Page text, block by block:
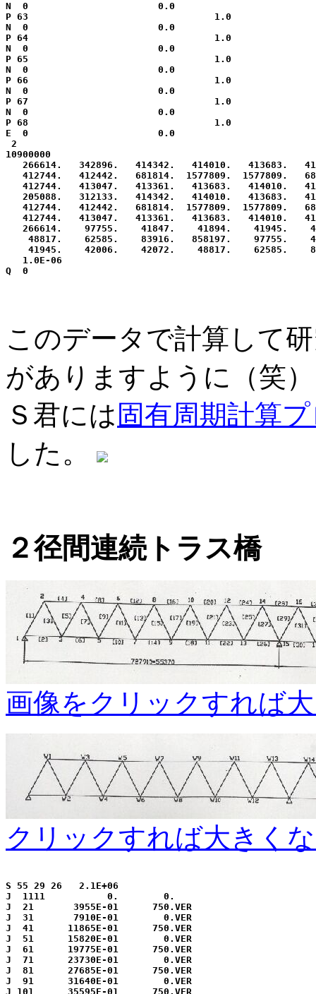
このデータで計算して
がありますように（笑）
Ｓ君には 固有周期計算
した。
２径間連続トラス橋
画像をクリックすれば
クリックすれば大きく
S 55 29 26   2.1E+06
J  1111           0.        0.
J  21       3955E-01      750.VER
J  31       7910E-01        0.VER
J  41      11865E-01      750.VER
J  51      15820E-01        0.VER
J  61      19775E-01      750.VER
J  71      23730E-01        0.VER
J  81      27685E-01      750.VER
J  91      31640E-01        0.VER
J 101      35595E-01      750.VER